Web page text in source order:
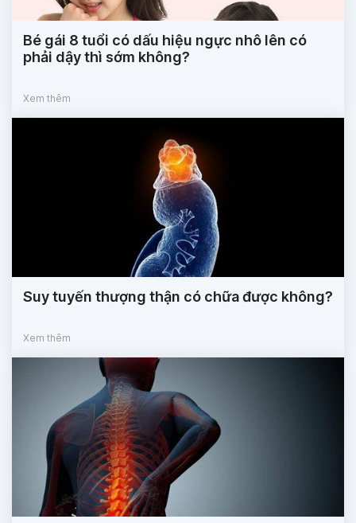
Bé gái 8 tuổi có dấu hiệu ngực nhô lên có
phải dậy thì sớm không?
Xem thêm
Suy tuyến thượng thận có chữa được không?
Xem thêm